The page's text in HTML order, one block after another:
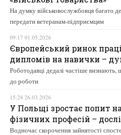
На думку військовослужбовця багато
передати ветеранам-підприємцям
09:17 01.05.2026
Європейський ринок
дипломів на навички –
Роботодавці дедалі частіше визнають,
до роботи
15:28 26.03.2026
У Польщі зростає попит
фізичних професій –
Водночас скорочення зайнятості